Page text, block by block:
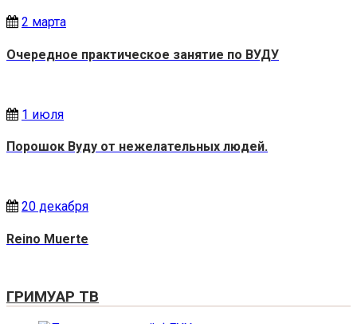
2 марта
Очередное практическое занятие по ВУДУ
1 июля
Порошок Вуду от нежелательных людей.
20 декабря
Reino Muerte
ГРИМУАР ТВ